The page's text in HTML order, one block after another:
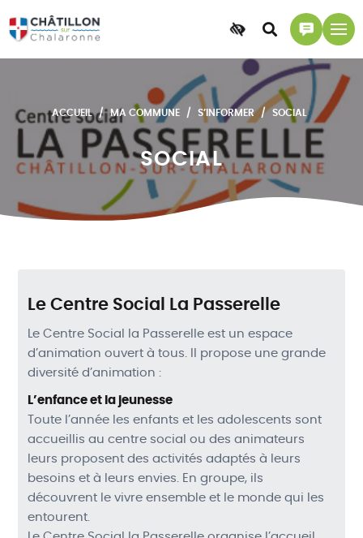
Accessibilité
Accéder
à
la
recherche
Accéder
à
la
page
contact
ACCUEIL MA COMMUNE S’INFORMER SOCIAL
SOCIAL
Le Centre Social La Passerelle
Le Centre Social la Passerelle est un espace
d’animation ouvert à tous. Il propose une grande
diversité d’animation :
L’enfance et la jeunesse
Toute l’année les enfants et les adolescents sont
accueillis au centre social ou des animateurs
leurs proposent des activités adaptés à leurs
besoins et à leurs envies. En groupe, ils
découvrent le vivre ensemble et le monde qui les
entourent.